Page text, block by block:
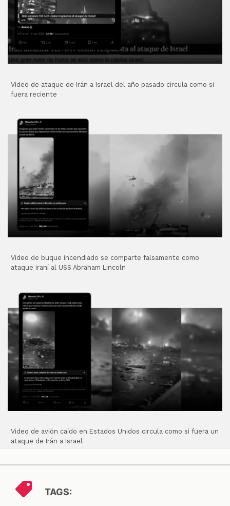
Video de ataque de Irán a Israel del año pasado circula como si
fuera reciente
Video de buque incendiado se comparte falsamente como
ataque iraní al USS Abraham Lincoln
Video de avión caído en Estados Unidos circula como si fuera un
ataque de Irán a Israel
TAGS: